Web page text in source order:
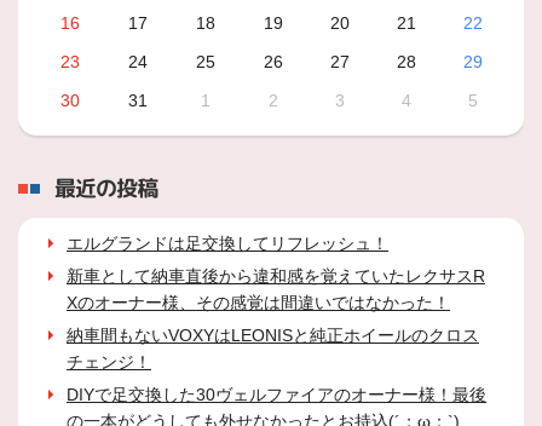
16
17 18 19 20 21
22
23
24 25 26 27 28
29
30
31 1 2 3 4 5
最近の投稿
エルグランドは足交換してリフレッシュ！
新車として納車直後から違和感を覚えていたレクサスR
Xのオーナー様、その感覚は間違いではなかった！
納車間もないVOXYはLEONISと純正ホイールのクロス
チェンジ！
DIYで足交換した30ヴェルファイアのオーナー様！最後
の一本がどうしても外せなかったとお持込(´；ω；`)